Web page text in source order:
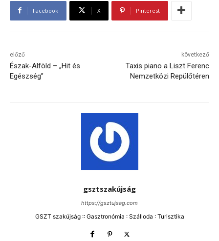
Facebook X Pinterest
előző
Észak-Alföld – „Hit és
Egészség”
következő
Taxis piano a Liszt Ferenc
Nemzetközi Repülőtéren
gsztszakújság
https://gsztujsag.com
GSZT szakújság :: Gasztronómia : Szálloda : Turisztika